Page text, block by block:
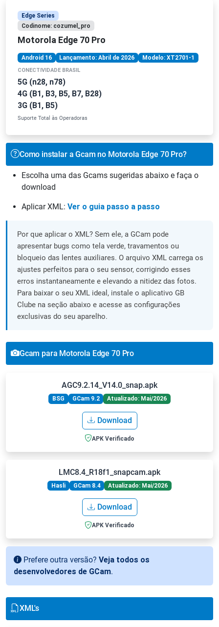
Edge Series
Codinome: cozumel_pro
Motorola Edge 70 Pro
Android 16 Lançamento: Abril de 2026 Modelo: XT2701-1
CONECTIVIDADE BRASIL
5G (n28, n78)
4G (B1, B3, B5, B7, B28)
3G (B1, B5)
Suporte Total às Operadoras
Como instalar a Gcam no Motorola Edge 70 Pro?
Escolha uma das Gcams sugeridas abaixo e faça o
download
Aplicar XML: Ver o guia passo a passo
Por que aplicar o XML? Sem ele, a GCam pode
apresentar bugs como tela verde, travamentos ou
bloqueio das lentes auxiliares. O arquivo XML carrega os
ajustes perfeitos para o seu sensor, corrigindo esses
erros instantaneamente e elevando a nitidez das fotos.
Para baixar o seu XML ideal, instale o aplicativo GB
Clube na seção abaixo e acesse as configurações
exclusivas do seu aparelho.
Gcam para Motorola Edge 70 Pro
AGC9.2.14_V14.0_snap.apk
BSG GCam 9.2 Atualizado: Mai/2026
Download
APK Verificado
LMC8.4_R18f1_snapcam.apk
Hasli GCam 8.4 Atualizado: Mai/2026
Download
APK Verificado
Prefere outra versão? Veja todos os
desenvolvedores de GCam.
XML's